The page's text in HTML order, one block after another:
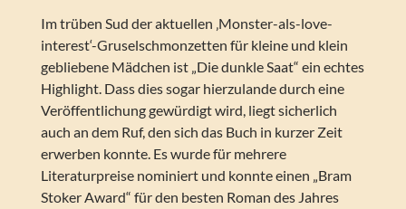
Im trüben Sud der aktuellen ‚Monster-als-love-
interest‘-Gruselschmonzetten für kleine und klein
gebliebene Mädchen ist „Die dunkle Saat“ ein echtes
Highlight. Dass dies sogar hierzulande durch eine
Veröffentlichung gewürdigt wird, liegt sicherlich
auch an dem Ruf, den sich das Buch in kurzer Zeit
erwerben konnte. Es wurde für mehrere
Literaturpreise nominiert und konnte einen „Bram
Stoker Award“ für den besten Roman des Jahres